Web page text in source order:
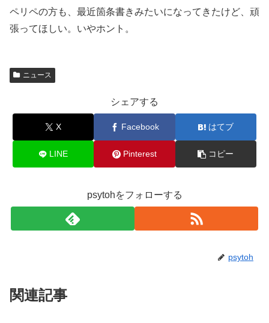
ペリペの方も、最近箇条書きみたいになってきたけど、頑
張ってほしい。いやホント。
ニュース
シェアする
X Facebook はてブ
LINE Pinterest コピー
psytohをフォローする
psytoh
関連記事